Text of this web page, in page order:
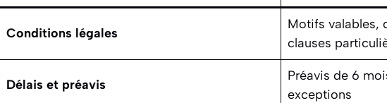
Conditions légales
Motifs valables,
clauses
Délais et préavis
Préavis de 6
exceptions